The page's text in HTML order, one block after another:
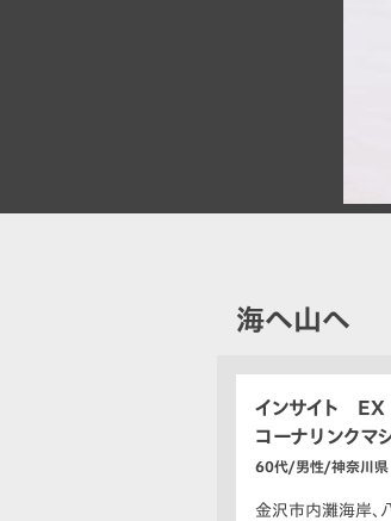
海へ山へ
インサイト EX
コーナリンクマ
60代/男性/神奈川
金沢市内灘海岸、